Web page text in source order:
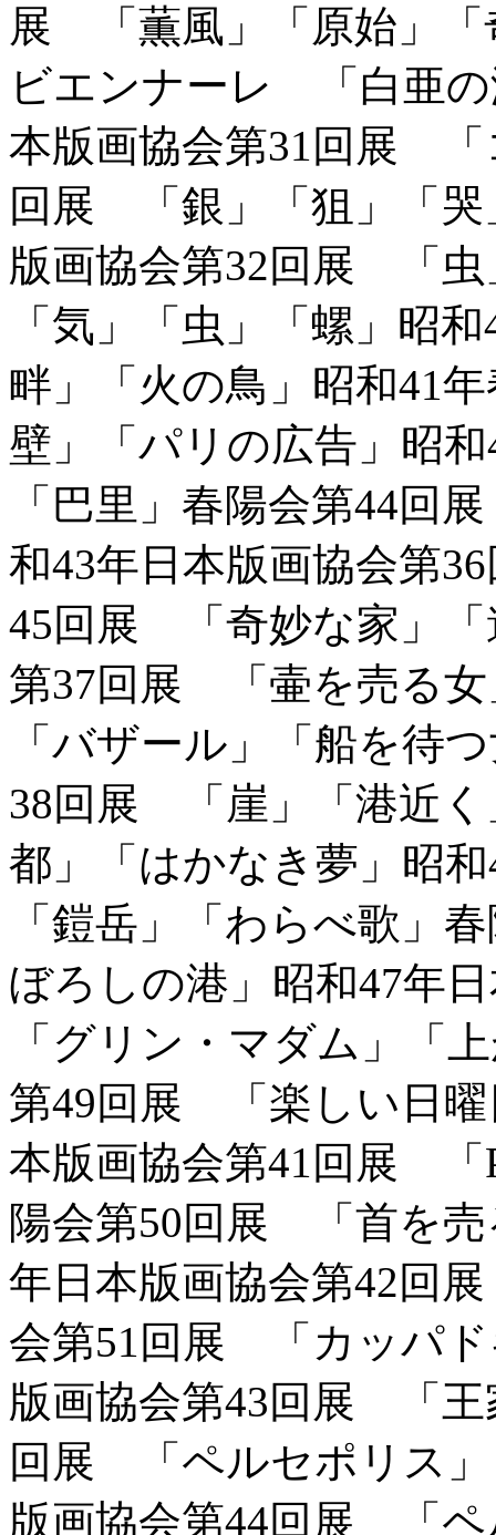
展 「薫風」「原始」「
ビエンナーレ 「白亜の
本版画協会第31回展 「
回展 「銀」「狙」「哭
版画協会第32回展 「
「気」「虫」「螺」昭
畔」「火の鳥」昭和41
壁」「パリの広告」昭
「巴里」春陽会第44回
和43年日本版画協会第
45回展 「奇妙な家」「
第37回展 「壷を売る
「バザール」「船を待
38回展 「崖」「港近
都」「はかなき夢」昭
「鎧岳」「わらべ歌」
ぼろしの港」昭和47年
「グリン・マダム」「
第49回展 「楽しい日曜
本版画協会第41回展 「
陽会第50回展 「首を売
年日本版画協会第42回
会第51回展 「カッパド
版画協会第43回展 「王
回展 「ペルセポリス」
版画協会第44回展 「ペ